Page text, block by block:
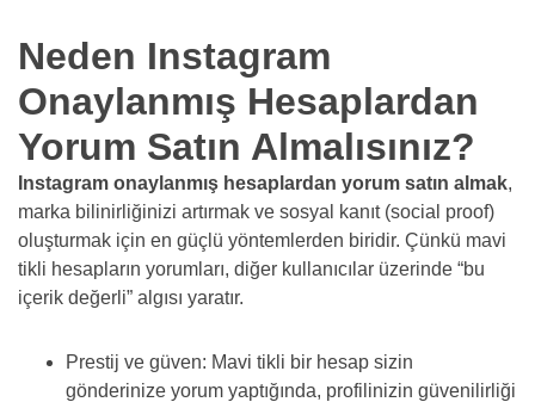
Neden Instagram
Onaylanmış Hesaplardan
Yorum Satın Almalısınız?
Instagram onaylanmış hesaplardan yorum satın almak,
marka bilinirliğinizi artırmak ve sosyal kanıt (social proof)
oluşturmak için en güçlü yöntemlerden biridir. Çünkü mavi
tikli hesapların yorumları, diğer kullanıcılar üzerinde “bu
içerik değerli” algısı yaratır.
Prestij ve güven: Mavi tikli bir hesap sizin
gönderinize yorum yaptığında, profilinizin güvenilirliği